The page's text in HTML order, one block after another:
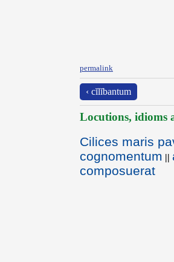
permalink
‹ cĭlĭbantum
Locutions, idioms
Cilices maris
cognomentum ||
composuerat